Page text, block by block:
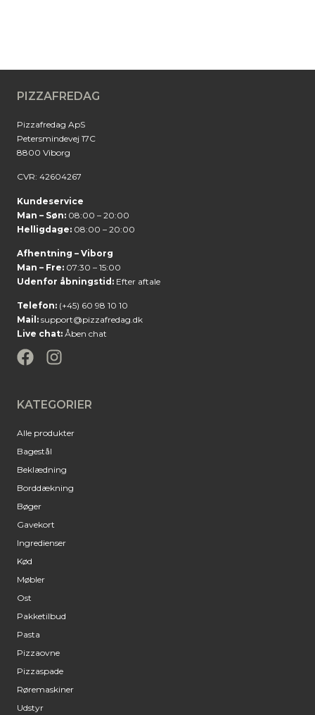
PIZZAFREDAG
Pizzafredag ApS
Petersmindevej 17C
8800 Viborg
CVR: 42604267
Kundeservice
Man – Søn: 08:00 – 20:00
Helligdage: 08:00 – 20:00
Afhentning – Viborg
Man – Fre: 07:30 – 15:00
Udenfor åbningstid: Efter aftale
Telefon: (+45) 60 98 10 10
Mail: support@pizzafredag.dk
Live chat: Åben chat
KATEGORIER
Alle produkter
Bagestål
Beklædning
Borddækning
Bøger
Gavekort
Ingredienser
Kød
Møbler
Ost
Pakketilbud
Pasta
Pizzaovne
Pizzaspade
Røremaskiner
Udstyr